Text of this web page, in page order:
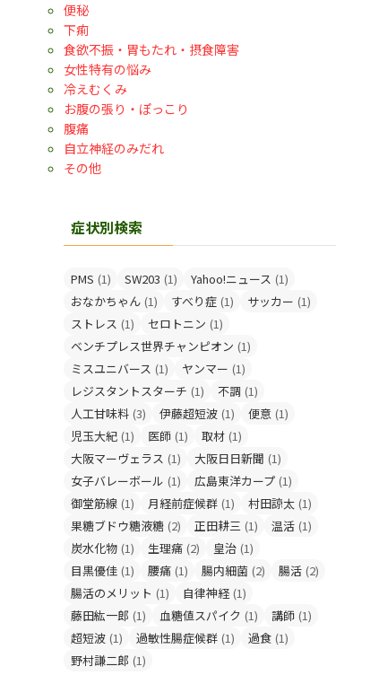
便秘
下痢
食欲不振・胃もたれ・摂食障害
女性特有の悩み
冷えむくみ
お腹の張り・ぽっこり
腹痛
自立神経のみだれ
その他
症状別検索
PMS (1) SW203 (1) Yahoo!ニュース (1)
おなかちゃん (1) すべり症 (1) サッカー (1)
ストレス (1) セロトニン (1)
ベンチプレス世界チャンピオン (1)
ミスユニバース (1) ヤンマー (1)
レジスタントスターチ (1) 不調 (1)
人工甘味料 (3) 伊藤超短波 (1) 便意 (1)
児玉大紀 (1) 医師 (1) 取材 (1)
大阪マーヴェラス (1) 大阪日日新聞 (1)
女子バレーボール (1) 広島東洋カープ (1)
御堂筋線 (1) 月経前症候群 (1) 村田諒太 (1)
果糖ブドウ糖液糖 (2) 正田耕三 (1) 温活 (1)
炭水化物 (1) 生理痛 (2) 皇治 (1)
目黒優佳 (1) 腰痛 (1) 腸内細菌 (2) 腸活 (2)
腸活のメリット (1) 自律神経 (1)
藤田紘一郎 (1) 血糖値スパイク (1) 講師 (1)
超短波 (1) 過敏性腸症候群 (1) 過食 (1)
野村謙二郎 (1)